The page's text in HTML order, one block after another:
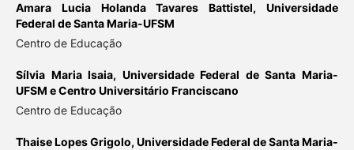
Amara Lucia Holanda Tavares Battistel,Universidade
Federal de Santa Maria-UFSM
Centro de Educação
Sílvia Maria Isaia, Universidade Federal de Santa Maria-
UFSM e Centro Universitário Franciscano
Centro de Educação
Thaise Lopes Grigolo, Universidade Federal de Santa Maria-